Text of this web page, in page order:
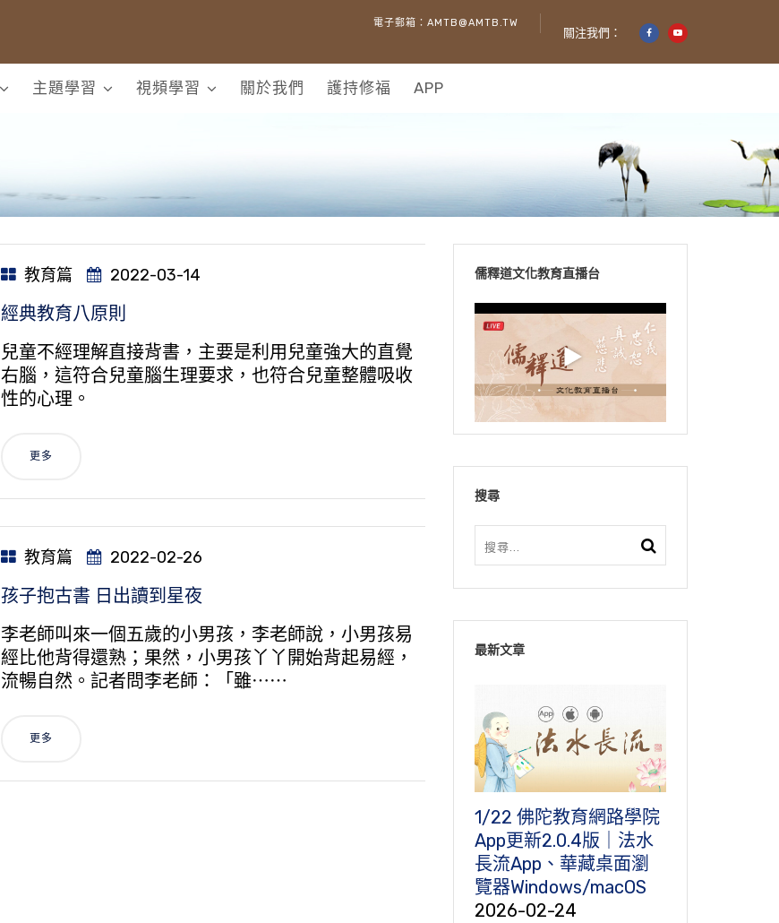
電子郵箱：AMTB@AMTB.TW
關注我們：
主題學習 視頻學習 關於我們 護持修福 APP
教育篇 2022-03-14
經典教育八原則
兒童不經理解直接背書，主要是利用兒童強大的直覺
右腦，這符合兒童腦生理要求，也符合兒童整體吸收
性的心理。
更多
教育篇 2022-02-26
孩子抱古書 日出讀到星夜
李老師叫來一個五歲的小男孩，李老師說，小男孩易
經比他背得還熟；果然，小男孩丫丫開始背起易經，
流暢自然。記者問李老師：「雖⋯⋯
更多
儒釋道文化教育直播台
搜尋
最新文章
1/22 佛陀教育網路學院
App更新2.0.4版｜法水
長流App、華藏桌面瀏
覽器Windows/macOS
2026-02-24